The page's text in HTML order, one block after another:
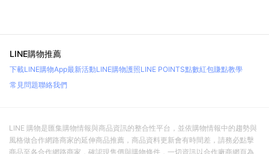
LINE購物推薦
下載LINE購物App最新活動LINE購物護照LINE POINTS點數紅包賺點教學
常見問題聯絡我們
LINE 購物是匯集購物情報與商品資訊的整合性平台，並依購物情報中的趨勢與
風格做合作網路商家的延伸商品推薦，商品資料更新會有時間差，請務必點擊
商品至各合作網路商家，確認現售價與購物條件，一切資訊以合作廠商網頁為